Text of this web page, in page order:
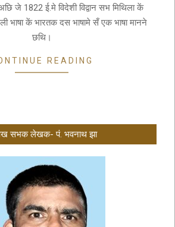
जे 1822 ई.मे विदेशी विद्वान सभ मिथिला कें
भाषा कें भारतक दस भाषामे सँ एक भाषा मानने
छथि।
READING
सभक लेखक- पं. भवनाथ झा